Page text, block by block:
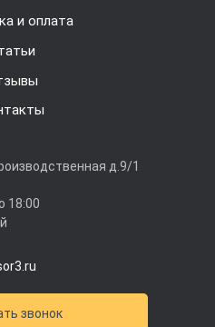
и оплата
д.9/1
18:00
звонок